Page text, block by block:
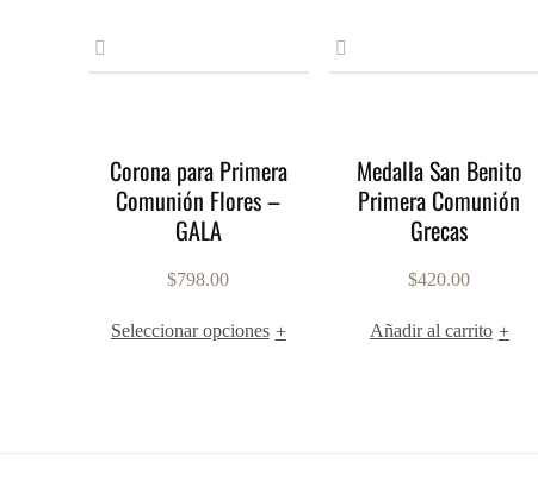
Corona para Primera
Comunión Flores –
GALA
$798.00
Seleccionar opciones +
Medalla San Benito
Primera Comunión
Grecas
$420.00
Añadir al carrito +